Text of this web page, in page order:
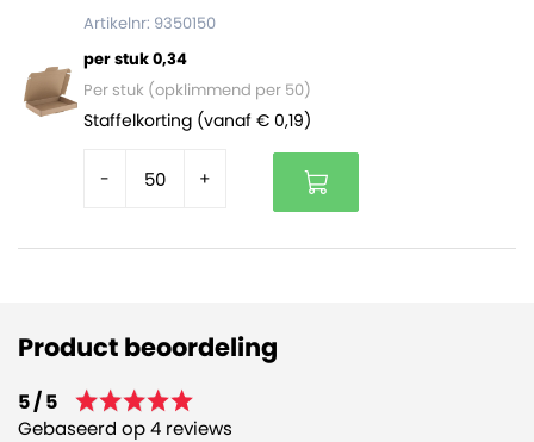
Artikelnr: 9350150
per stuk 0,34
Per stuk (opklimmend per 50)
Staffelkorting (vanaf € 0,19)
- +
Product beoordeling
5 / 5
Gebaseerd op 4 reviews